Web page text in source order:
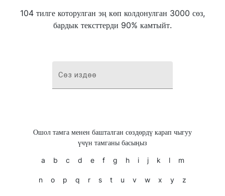
104 тилге которулган эң көп колдонулган 3000 сөз,
бардык тексттерди 90% камтыйт.
Сөз издөө
Ошол тамга менен башталган сөздөрдү карап чыгуу
үчүн тамганы басыңыз
a b c d e f g h i j k l m
n o p q r s t u v w x y z